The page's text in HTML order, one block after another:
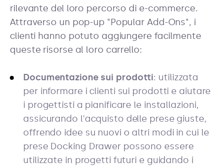
rilevante del loro percorso di e-commerce.
Attraverso un pop-up "Popular Add-Ons", i
clienti hanno potuto aggiungere facilmente
queste risorse al loro carrello:
Documentazione sui prodotti: utilizzata
per informare i clienti sui prodotti e aiutare
i progettisti a pianificare le installazioni,
assicurando l'acquisto delle prese giuste,
offrendo idee su nuovi o altri modi in cui le
prese Docking Drawer possono essere
utilizzate in progetti futuri e guidando i